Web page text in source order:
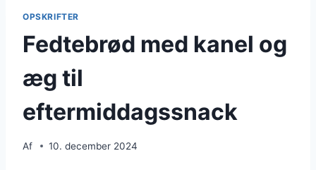
OPSKRIFTER
Fedtebrød med kanel og
æg til
eftermiddagssnack
Af 10. december 2024